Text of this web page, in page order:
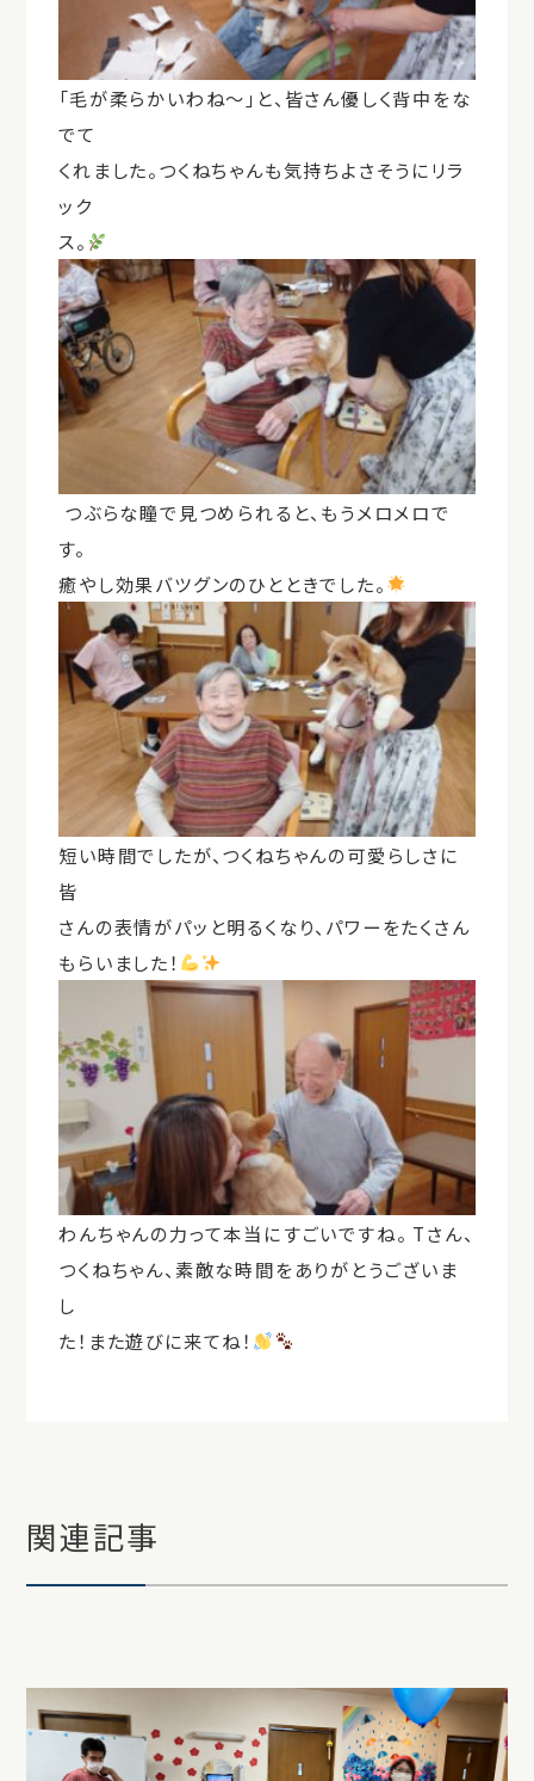
「毛が柔らかいわね〜」と、皆さん優しく背中をな
でて
くれました。つくねちゃんも気持ちよさそうにリラ
ック
ス。
つぶらな瞳で見つめられると、もうメロメロで
す。
癒やし効果バツグンのひとときでした。
短い時間でしたが、つくねちゃんの可愛らしさに
皆
さんの表情がパッと明るくなり、パワーをたくさん
もらいました！
わんちゃんの力って本当にすごいですね。 Tさん、
つくねちゃん、素敵な時間をありがとうございま
し
た！また遊びに来てね！
関連記事